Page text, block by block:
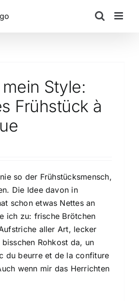
Style:
Frühstück à
so der Frühstücksmensch,
Die Idee davon in
schon etwas Nettes an
ich zu: frische Brötchen
aller Art, lecker
bisschen Rohkost da, un
du beurre et de la confiture
wenn mir das Herrichten